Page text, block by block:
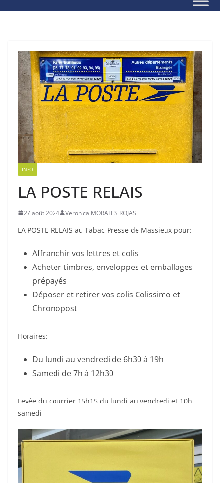
INFO
LA POSTE RELAIS
27 août 2024 Veronica MORALES ROJAS
LA POSTE RELAIS au Tabac-Presse de Massieux pour:
Affranchir vos lettres et colis
Acheter timbres, enveloppes et emballages
prépayés
Déposer et retirer vos colis Colissimo et
Chronopost
Horaires:
Du lundi au vendredi de 6h30 à 19h
Samedi de 7h à 12h30
Levée du courrier 15h15 du lundi au vendredi et 10h
samedi